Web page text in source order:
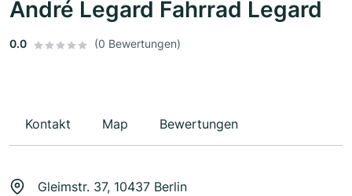
André Legard Fahrrad Legard
0.0 (0 Bewertungen)
Kontakt Map Bewertungen
Gleimstr. 37, 10437 Berlin